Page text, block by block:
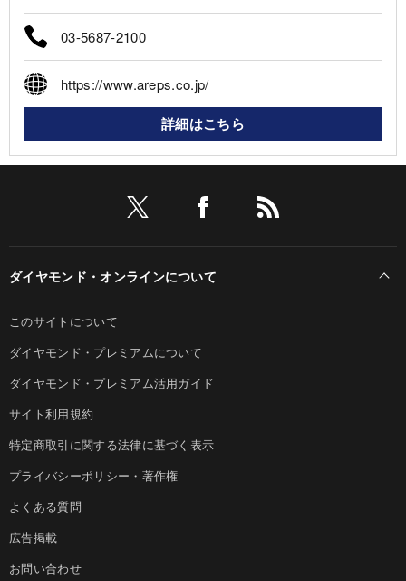
03-5687-2100
https://www.areps.co.jp/
詳細はこちら
ダイヤモンド・オンラインについて
このサイトについて
ダイヤモンド・プレミアムについて
ダイヤモンド・プレミアム活用ガイド
サイト利用規約
特定商取引に関する法律に基づく表示
プライバシーポリシー・著作権
よくある質問
広告掲載
お問い合わせ